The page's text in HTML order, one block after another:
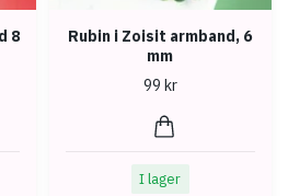
8
Rubin i Zoisit armband, 6
mm
99 kr
I lager